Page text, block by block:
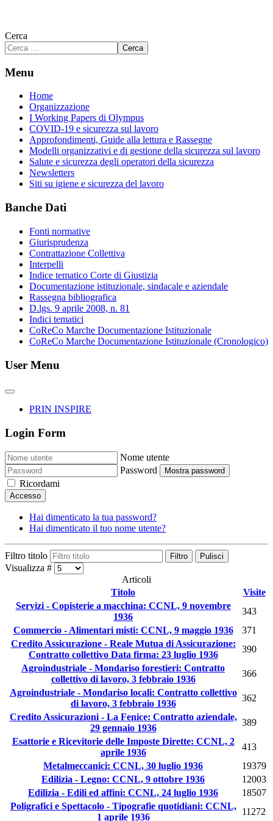
Cerca
Cerca
Menu
Home
Organizzazione
I Working Papers di Olympus
COVID-19 e sicurezza sul lavoro
Approfondimenti, Guide alla lettura e Rassegne
Modelli organizzativi e di gestione della sicurezza sul lavoro
Salute e sicurezza degli operatori della sicurezza
Newsletters
Siti su igiene e sicurezza del lavoro
Banche Dati
Fonti normative
Giurisprudenza
Contrattazione Collettiva
Interpelli
Indice tematico Corte di Giustizia
Documentazione istituzionale, sindacale e aziendale
Rassegna bibliografica
D.lgs. 9 aprile 2008, n. 81
Indici tematici
CoReCo Marche Documentazione Istituzionale
CoReCo Marche Documentazione Istituzionale (Cronologico)
User Menu
PRIN INSPIRE
Login Form
Nome utente
Password
Mostra password
Ricordami
Accesso
Hai dimenticato la tua password?
Hai dimenticato il tuo nome utente?
Filtro titolo Filtro Pulisci
Visualizza #
Articoli
Titolo
Visite
Servizi - Copisterie a macchina: CCNL, 9 novembre
1936
343
Commercio - Alimentari misti: CCNL, 9 maggio 1936
371
Credito Assicurazione - Reale Mutua di Assicurazione:
Contratto collettivo Data firma: 23 luglio 1936
390
Agroindustriale - Mondariso forestieri: Contratto
collettivo di lavoro, 3 febbraio 1936
366
Agroindustriale - Mondariso locali: Contratto collettivo
di lavoro, 3 febbraio 1936
362
Credito Assicurazioni - La Fenice: Contratto aziendale,
29 gennaio 1936
389
Esattorie e Ricevitorie delle Imposte Dirette: CCNL, 2
aprile 1936
413
Metalmeccanici: CCNL, 30 luglio 1936
19379
Edilizia - Legno: CCNL, 9 ottobre 1936
12003
Edilizia - Edili ed affini: CCNL, 24 luglio 1936
18507
Poligrafici e Spettacolo - Tipografie quotidiani: CCNL,
1 aprile 1936
11272